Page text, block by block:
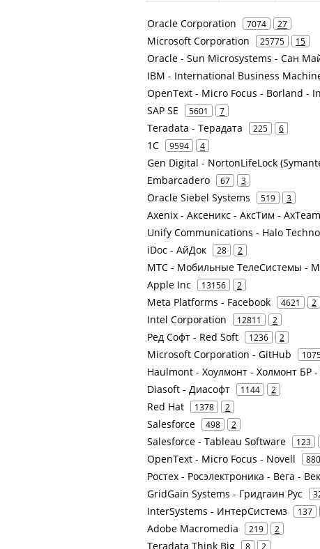
Oracle Corporation 7074 27
Microsoft Corporation 25775 15
Oracle - Sun Microsystems - Сан
IBM - International Business
OpenText - Micro Focus - Borland -
SAP SE 5601 7
Teradata - Терадата 225 6
1С 9594 4
Gen Digital - NortonLifeLock
Embarcadero 67 3
Oracle Siebel Systems 519 3
Axenix - Аксеникс - АксТим -
Unify Communications - Halo
iDoc - АйДок 28 2
МТС - Мобильные ТелеСистемы -
Apple Inc 13156 2
Meta Platforms - Facebook 4621 2
Intel Corporation 12811 2
Ред Софт - Red Soft 1236 2
Microsoft Corporation - GitHub
Haulmont - Хоулмонт - Холмонт БР
Diasoft - Диасофт 1144 2
Red Hat 1378 2
Salesforce 498 2
Salesforce - Tableau Software 123
OpenText - Micro Focus - Novell 880
Ростех - Росэлектроника - Вега -
GridGain Systems - Гридгаин Рус
InterSystems - ИнтерСистемз 137
Adobe Macromedia 219 2
Teradata Think Big 8 2